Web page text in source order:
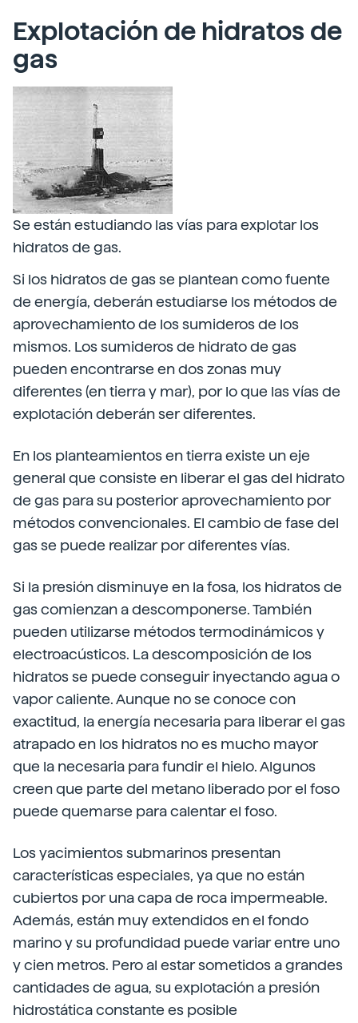
Explotación de hidratos de
gas
Se están estudiando las vías para explotar los
hidratos de gas.
Si los hidratos de gas se plantean como fuente
de energía, deberán estudiarse los métodos de
aprovechamiento de los sumideros de los
mismos. Los sumideros de hidrato de gas
pueden encontrarse en dos zonas muy
diferentes (en tierra y mar), por lo que las vías de
explotación deberán ser diferentes.
En los planteamientos en tierra existe un eje
general que consiste en liberar el gas del hidrato
de gas para su posterior aprovechamiento por
métodos convencionales. El cambio de fase del
gas se puede realizar por diferentes vías.
Si la presión disminuye en la fosa, los hidratos de
gas comienzan a descomponerse. También
pueden utilizarse métodos termodinámicos y
electroacústicos. La descomposición de los
hidratos se puede conseguir inyectando agua o
vapor caliente. Aunque no se conoce con
exactitud, la energía necesaria para liberar el gas
atrapado en los hidratos no es mucho mayor
que la necesaria para fundir el hielo. Algunos
creen que parte del metano liberado por el foso
puede quemarse para calentar el foso.
Los yacimientos submarinos presentan
características especiales, ya que no están
cubiertos por una capa de roca impermeable.
Además, están muy extendidos en el fondo
marino y su profundidad puede variar entre uno
y cien metros. Pero al estar sometidos a grandes
cantidades de agua, su explotación a presión
hidrostática constante es posible